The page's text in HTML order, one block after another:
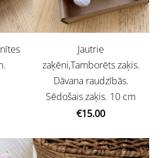
Jautrie
zaķēni,Tamborēts zaķis.
Dāvana raudzībās.
Sēdošais zaķis. 10 cm
€15.00